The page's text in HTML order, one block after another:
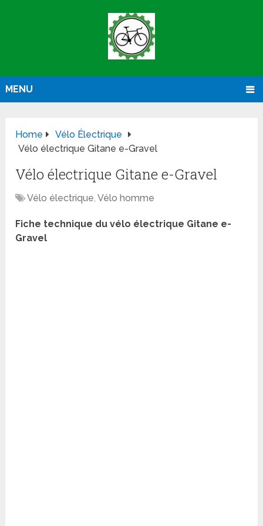
MENU
Home
Vélo Électrique
Vélo électrique Gitane e-Gravel
Vélo électrique Gitane e-Gravel
Vélo électrique,Vélo homme
Fiche technique du vélo électrique Gitane e-
Gravel